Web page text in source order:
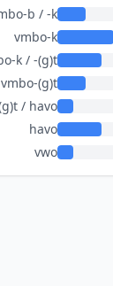
b / -k
vmbo-k
k / -(g)t
vmbo-(g)t
/ havo
havo
vwo